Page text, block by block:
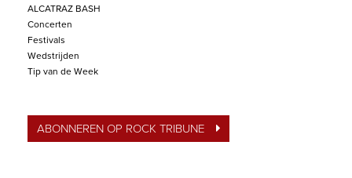
ALCATRAZ BASH
Concerten
Festivals
Wedstrijden
Tip van de Week
ABONNEREN OP ROCK TRIBUNE